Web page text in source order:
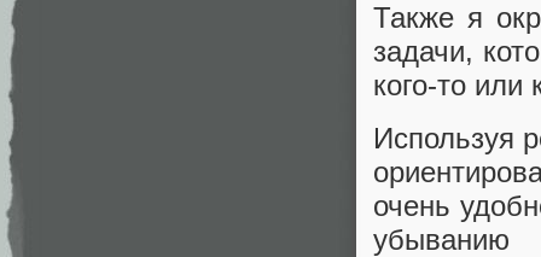
Также я
задачи,
кого-то или
Используя
очень
убыванию